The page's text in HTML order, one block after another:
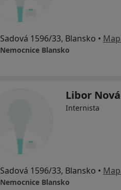
Sadová 1596/33, Blansko •
Nemocnice Blansko
Libor
Internista
Sadová 1596/33, Blansko •
Nemocnice Blansko